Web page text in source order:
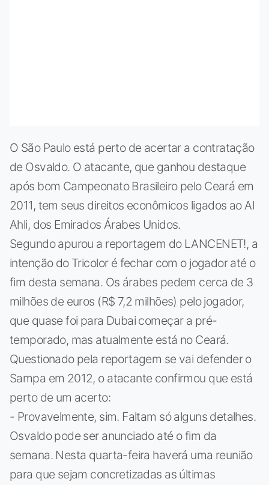
O São Paulo está perto de acertar a contratação
de Osvaldo. O atacante, que ganhou destaque
após bom Campeonato Brasileiro pelo Ceará em
2011, tem seus direitos econômicos ligados ao Al
Ahli, dos Emirados Árabes Unidos.
Segundo apurou a reportagem do LANCENET!, a
intenção do Tricolor é fechar com o jogador até o
fim desta semana. Os árabes pedem cerca de 3
milhões de euros (R$ 7,2 milhões) pelo jogador,
que quase foi para Dubai começar a pré-
temporado, mas atualmente está no Ceará.
Questionado pela reportagem se vai defender o
Sampa em 2012, o atacante confirmou que está
perto de um acerto:
- Provavelmente, sim. Faltam só alguns detalhes.
Osvaldo pode ser anunciado até o fim da
semana. Nesta quarta-feira haverá uma reunião
para que sejam concretizadas as últimas